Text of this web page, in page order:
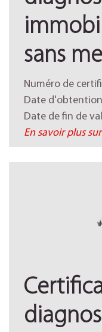
sans
Numéro de
Date d'obtention
Date de fin de
En savoir plus